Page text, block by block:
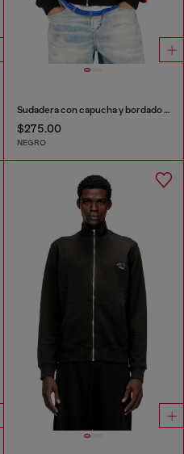
Sudadera con capucha y bordado de parche con logotipo
$275.00
NEGRO